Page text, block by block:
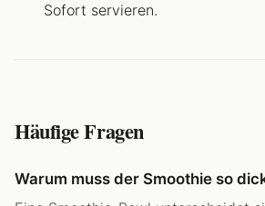
Sofort servieren.
Häufige Fragen
Warum muss der Smoothie so